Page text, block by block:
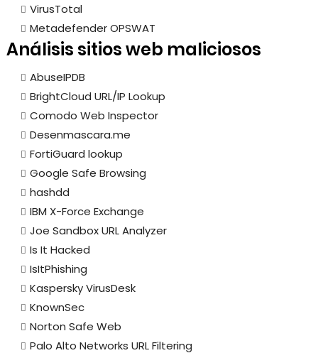
VirusTotal
Metadefender OPSWAT
Análisis sitios web maliciosos
AbuseIPDB
BrightCloud URL/IP Lookup
Comodo Web Inspector
Desenmascara.me
FortiGuard lookup
Google Safe Browsing
hashdd
IBM X-Force Exchange
Joe Sandbox URL Analyzer
Is It Hacked
IsItPhishing
Kaspersky VirusDesk
KnownSec
Norton Safe Web
Palo Alto Networks URL Filtering